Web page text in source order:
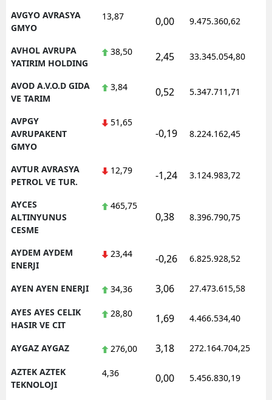
AVGYO AVRASYA
GMYO
13,87 0,00 9.475.360,62
AVHOL AVRUPA
YATIRIM HOLDING
38,50 2,45 33.345.054,80
AVOD A.V.O.D GIDA
VE TARIM
3,84 0,52 5.347.711,71
AVPGY
AVRUPAKENT
GMYO
51,65
-0,19 8.224.162,45
AVTUR AVRASYA
PETROL VE TUR.
12,79 -1,24 3.124.983,72
AYCES
ALTINYUNUS
CESME
465,75
0,38 8.396.790,75
AYDEM AYDEM
ENERJI
23,44 -0,26 6.825.928,52
AYEN AYEN ENERJI 34,36 3,06 27.473.615,58
AYES AYES CELIK
HASIR VE CIT
28,80 1,69 4.466.534,40
AYGAZ AYGAZ 276,00 3,18 272.164.704,25
AZTEK AZTEK
TEKNOLOJI
4,36 0,00 5.456.830,19